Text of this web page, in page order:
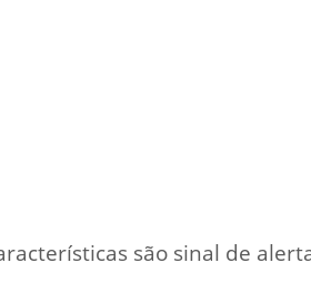
são sinal de